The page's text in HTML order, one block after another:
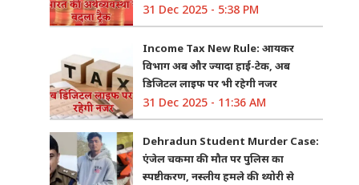
31 Dec 2025 - 5:38 PM
Income Tax New Rule: आयकर
विभाग अब और ज्यादा हाई-टेक, अब
डिजिटल लाइफ पर भी रहेगी नजर
31 Dec 2025 - 11:36 AM
Dehradun Student Murder Case:
एंजेल चकमा की मौत पर पुलिस का
स्पष्टीकरण, नस्लीय हमले की थ्योरी से